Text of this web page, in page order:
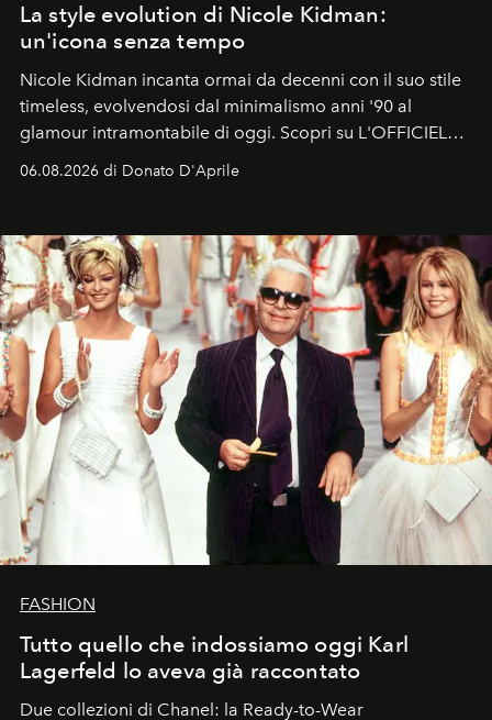
La style evolution di Nicole Kidman:
un'icona senza tempo
Nicole Kidman incanta ormai da decenni con il suo stile
timeless, evolvendosi dal minimalismo anni '90 al
glamour intramontabile di oggi. Scopri su L'OFFICIEL
Italia la sua style evolution.
06.08.2026 di Donato D'Aprile
FASHION
Tutto quello che indossiamo oggi Karl
Lagerfeld lo aveva già raccontato
Due collezioni di Chanel: la Ready-to-Wear